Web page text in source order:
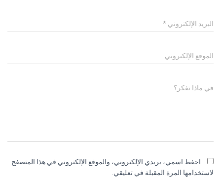
البريد الإلكتروني *
الموقع الإلكتروني
في ماذا تفكر؟
احفظ اسمي، بريدي الإلكتروني، والموقع الإلكتروني في هذا المتصفح
لاستخدامها المرة المقبلة في تعليقي.